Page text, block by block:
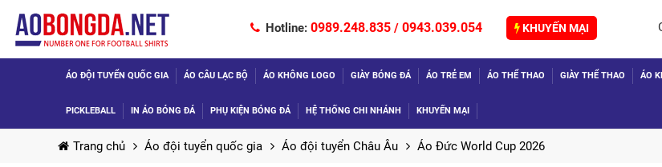
Hotline: 0989.248.835 / 0943.039.054 KHUYẾN MẠI
ÁO ĐỘI TUYỂN QUỐC GIA ÁO CÂU LẠC BỘ ÁO KHÔNG LOGO GIÀY BÓNG ĐÁ ÁO TRẺ EM ÁO THỂ THAO GIÀY THỂ THAO ÁO
PICKLEBALL IN ÁO BÓNG ĐÁ PHỤ KIỆN BÓNG ĐÁ HỆ THỐNG CHI NHÁNH KHUYẾN MẠI
Trang chủ Áo đội tuyển quốc gia Áo đội tuyển Châu Âu Áo Đức World Cup 2026